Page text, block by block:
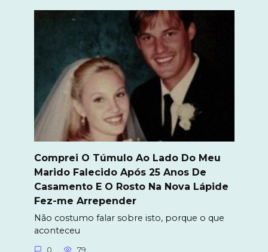
Comprei O Túmulo Ao Lado Do Meu
Marido Falecido Após 25 Anos De
Casamento E O Rosto Na Nova Lápide
Fez-me Arrepender
Não costumo falar sobre isto, porque o que
aconteceu
0 79